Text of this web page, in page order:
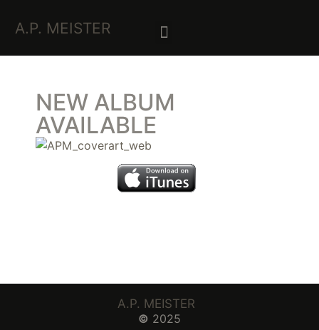
A.P. MEISTER
NEW ALBUM
AVAILABLE
A.P. MEISTER
© 2025